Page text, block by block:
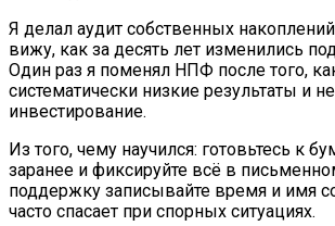
Я делал аудит собственных
вижу, как за десять лет изменились
Один раз я поменял НПФ после того,
систематически низкие результаты и
инвестирование.
Из того, чему научился: готовьтесь к
заранее и фиксируйте всё в
поддержку записывайте время и имя
часто спасает при спорных ситуациях.